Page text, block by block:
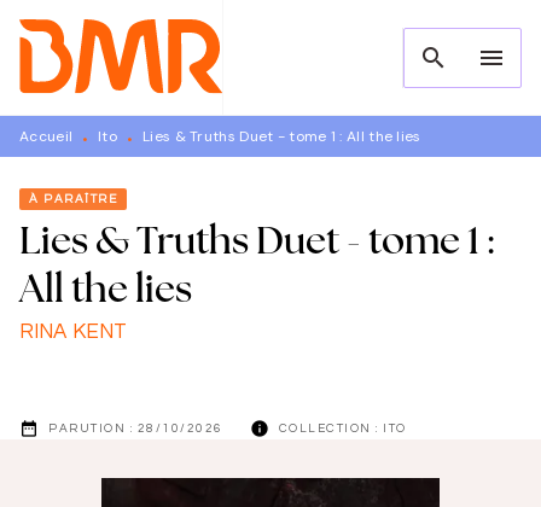
MENU RECHERCHE
PIED DE PAGE
search menu
Accueil • Ito • Lies & Truths Duet - tome 1 : All the lies
À PARAÎTRE
Lies & Truths Duet - tome 1 :
All the lies
RINA KENT
date_range PARUTION : 28/10/2026 info COLLECTION : ITO